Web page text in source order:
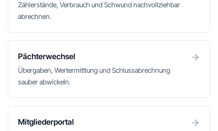
Zählerstände, Verbrauch und Schwund nachvollziehbar
abrechnen.
Pächterwechsel
Übergaben, Wertermittlung und Schlussabrechnung
sauber abwickeln.
Mitgliederportal